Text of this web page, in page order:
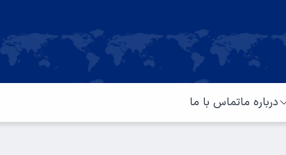
درباره ماتماس با ما